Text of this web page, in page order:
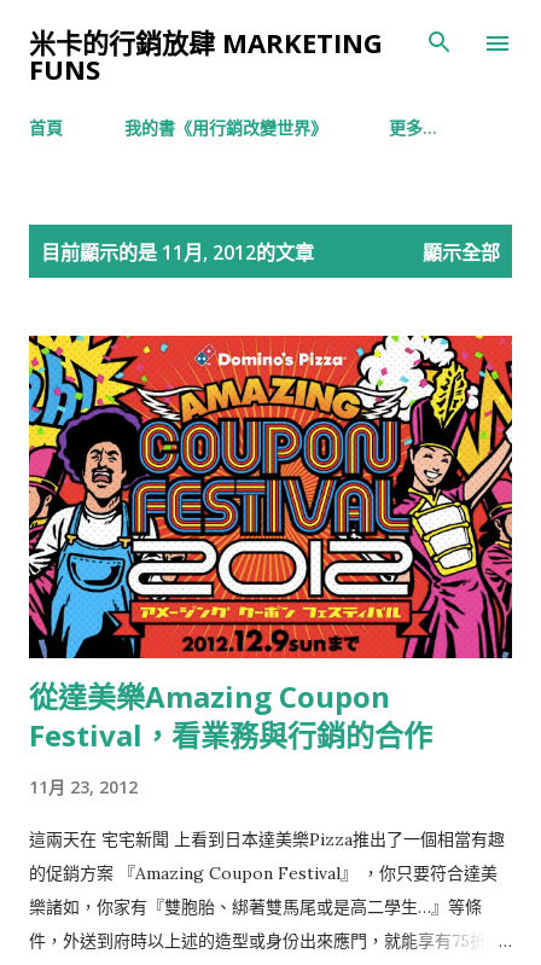
米卡的行銷放肆 MARKETING
FUNS
首頁 我的書《用行銷改變世界》 更多…
目前顯示的是 11月, 2012的文章 顯示全部
從達美樂Amazing Coupon
Festival，看業務與行銷的合作
11月 23, 2012
這兩天在 宅宅新聞 上看到日本達美樂Pizza推出了一個相當有趣
的促銷方案 『Amazing Coupon Festival』 ，你只要符合達美
樂諸如，你家有『雙胞胎、綁著雙馬尾或是高二學生…』等條
件，外送到府時以上述的造型或身份出來應門，就能享有75折的